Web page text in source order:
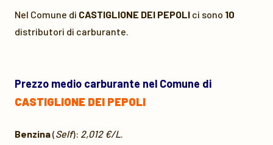
Nel Comune di CASTIGLIONE DEI PEPOLI ci sono 10
distributori di carburante.
Prezzo medio carburante nel Comune di
CASTIGLIONE DEI PEPOLI
Benzina(Self): 2,012 €/L.